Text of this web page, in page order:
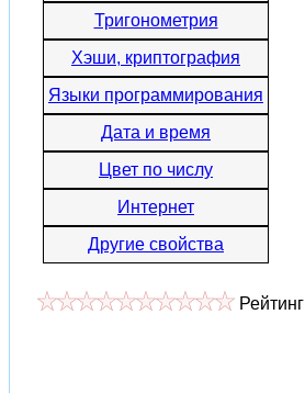
Тригонометрия
Хэши, криптография
Языки программирования
Дата и время
Цвет по числу
Интернет
Другие свойства
Рейтинг